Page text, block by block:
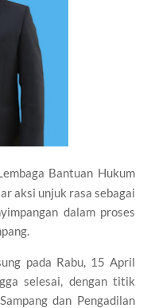
Bantuan Hukum
aksi unjuk rasa sebagai
dalam proses
pada Rabu, 15 April
selesai, dengan titik
dan Pengadilan